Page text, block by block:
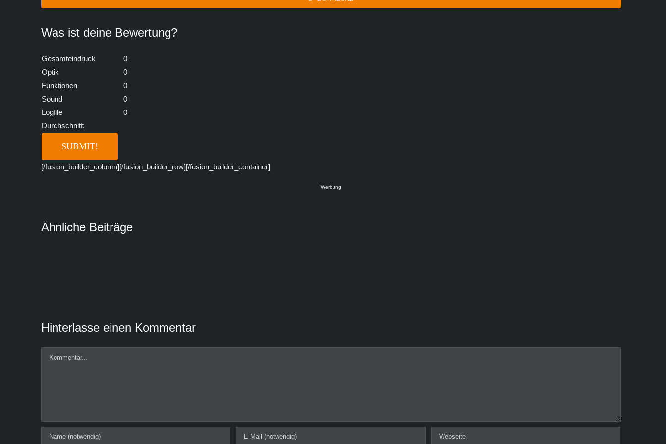
Was ist deine Bewertung?
Gesamteindruck
0
Optik
0
Funktionen
0
Sound
0
Logfile
0
Durchschnitt:
[/fusion_builder_column][/fusion_builder_row][/fusion_builder_container]
Werbung
Ähnliche Beiträge
Hinterlasse einen Kommentar
Kommentar